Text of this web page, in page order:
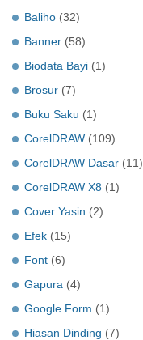
Baliho (32)
Banner (58)
Biodata Bayi (1)
Brosur (7)
Buku Saku (1)
CorelDRAW (109)
CorelDRAW Dasar (11)
CorelDRAW X8 (1)
Cover Yasin (2)
Efek (15)
Font (6)
Gapura (4)
Google Form (1)
Hiasan Dinding (7)